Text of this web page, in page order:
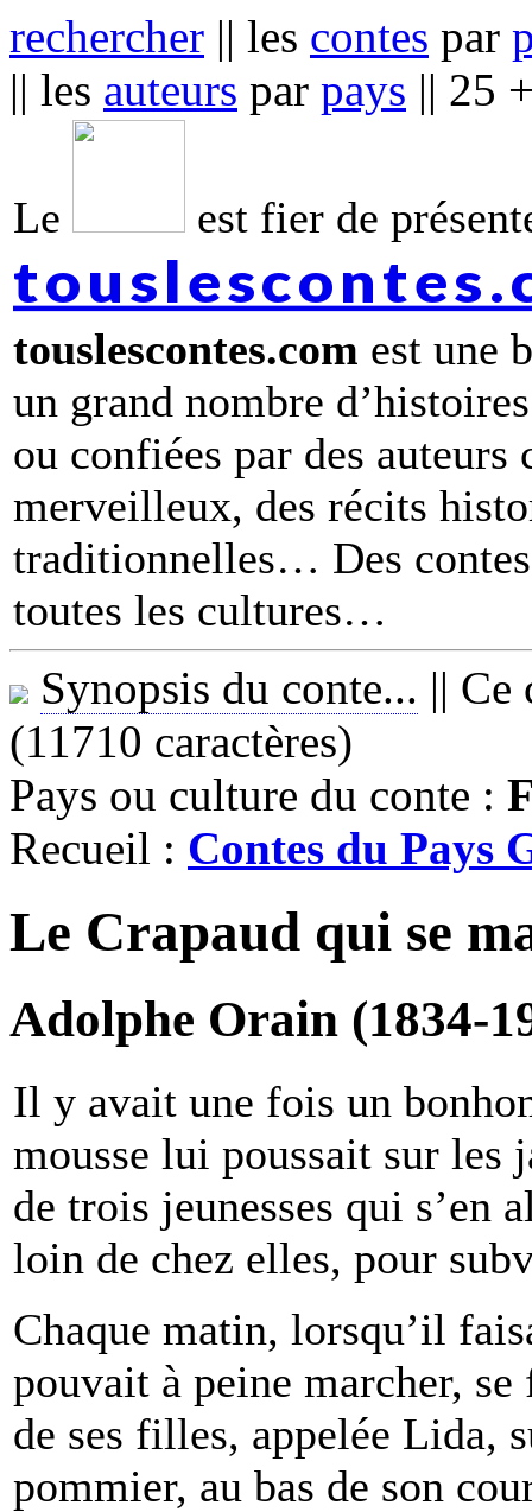
rechercher || les contes par
|| les auteurs par pays || 25
Le est fier de
touslescontes.com est une
un grand nombre
ou confiées par des
merveilleux, des récits
traditionnelles… Des
toutes les cultures
Synopsis du conte... || Ce
(11710 caractères)
Pays ou culture du conte :
Recueil : Contes du Pays
Le Crapaud qui se
Adolphe Orain (1834-
Il y avait une fois un
mousse lui poussait sur les
de trois jeunesses qui
loin de chez elles, pour
Chaque matin, lorsqu’il
pouvait à peine marcher,
de ses filles, appelée Lida,
pommier, au bas de son